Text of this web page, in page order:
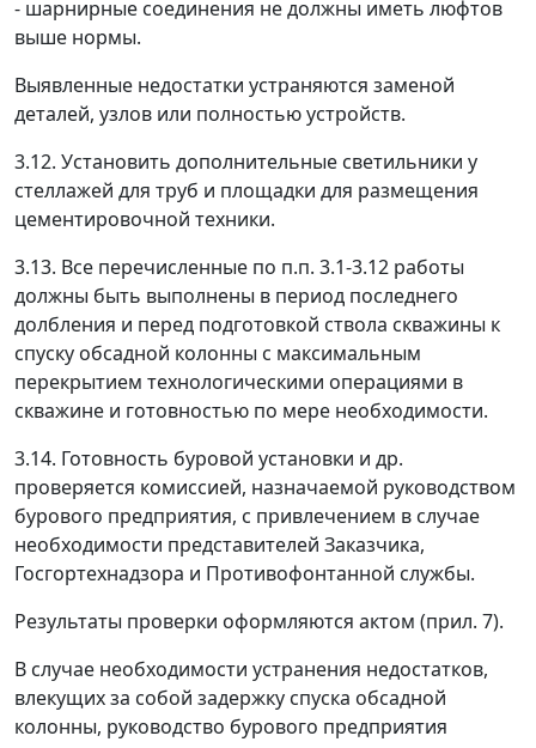
- шарнирные соединения не должны иметь люфтов
выше нормы.
Выявленные недостатки устраняются заменой
деталей, узлов или полностью устройств.
3.12. Установить дополнительные светильники у
стеллажей для труб и площадки для размещения
цементировочной техники.
3.13. Все перечисленные по п.п. 3.1-3.12 работы
должны быть выполнены в период последнего
долбления и перед подготовкой ствола скважины к
спуску обсадной колонны с максимальным
перекрытием технологическими операциями в
скважине и готовностью по мере необходимости.
3.14. Готовность буровой установки и др.
проверяется комиссией, назначаемой руководством
бурового предприятия, с привлечением в случае
необходимости представителей Заказчика,
Госгортехнадзора и Противофонтанной службы.
Результаты проверки оформляются актом (прил. 7).
В случае необходимости устранения недостатков,
влекущих за собой задержку спуска обсадной
колонны, руководство бурового предприятия